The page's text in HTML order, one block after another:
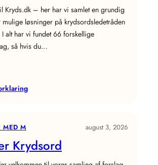
Kryds.dk – her har vi samlet en grundig
løsninger på krydsordsledetråden
alt har vi fundet 66 forskellige
så hvis du…
:
MED M august 3, 2026
Krydsord